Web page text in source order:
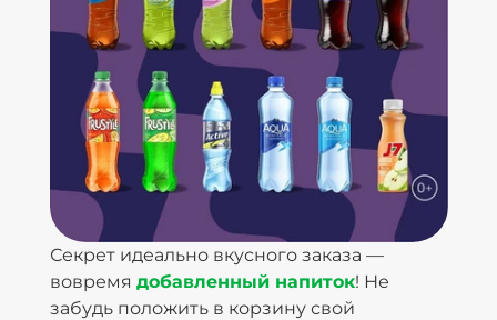
Секрет идеально вкусного заказа —
вовремя добавленный напиток! Не
забудь положить в корзину свой